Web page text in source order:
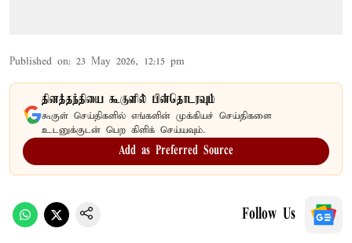
Published on: 23 May 2026, 12:15 pm
தினத்தந்தியை கூகுளில் பின்தொடரவும்
கூகுள் செய்திகளில் எங்களின் முக்கியச் செய்திகளை
உடனுக்குடன் பெற கிளிக் செய்யவும்.
Add as Preferred Source
Follow Us